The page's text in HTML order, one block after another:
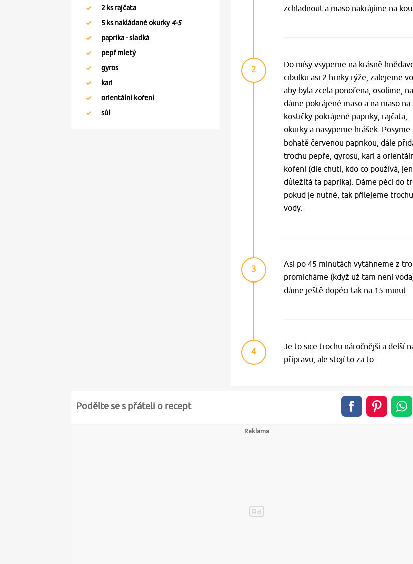
2 ks rajčata
5 ks nakládané okurky4-5
paprika - sladká
pepř mletý
gyros
kari
orientální koření
sůl
zchladnout a maso nakrájíme na
2
Do mísy vsypeme na krásně
cibulku asi 2 hrnky rýže, zalejeme
aby byla zcela ponořena, osolíme,
dáme pokrájené maso a na maso na
kostičky pokrájené papriky, rajčata,
okurky a nasypeme hrášek. Posyme
bohatě červenou paprikou, dále
trochu pepře, gyrosu, kari a
koření (dle chuti, kdo co používá,
důležitá ta paprika). Dáme péci do
pokud je nutné, tak přilejeme trochu
vody.
3
Asi po 45 minutách vytáhneme z
promícháme (když už tam není
dáme ještě dopéci tak na 15 minut.
4
Je to sice trochu náročnější a delší
přípravu, ale stojí to za to.
Podělte se s přáteli o recept